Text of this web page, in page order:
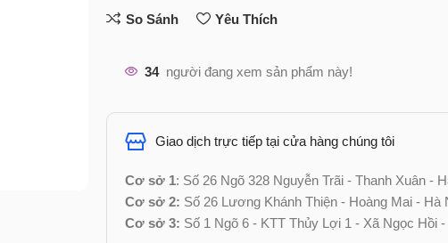
So Sánh Yêu Thích
34 người đang xem sản phẩm này!
Giao dịch trực tiếp tại cửa hàng chúng tôi
Cơ sở 1: Số 26 Ngõ 328 Nguyễn Trãi - Thanh Xuân -
Cơ sở 2: Số 26 Lương Khánh Thiện - Hoàng Mai - Hà
Cơ sở 3: Số 1 Ngõ 6 - KTT Thủy Lợi 1 - Xã Ngọc Hồi -